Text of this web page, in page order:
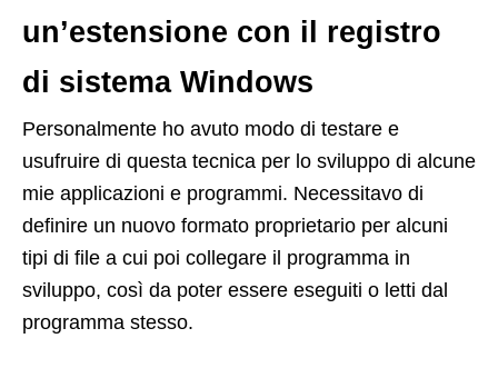
un’estensione con il registro
di sistema Windows
Personalmente ho avuto modo di testare e
usufruire di questa tecnica per lo sviluppo di alcune
mie applicazioni e programmi. Necessitavo di
definire un nuovo formato proprietario per alcuni
tipi di file a cui poi collegare il programma in
sviluppo, così da poter essere eseguiti o letti dal
programma stesso.